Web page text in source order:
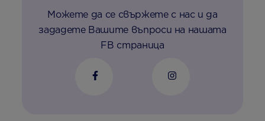
Можете да се свържете с нас и да
зададете Вашите въпроси на нашата
FB страница